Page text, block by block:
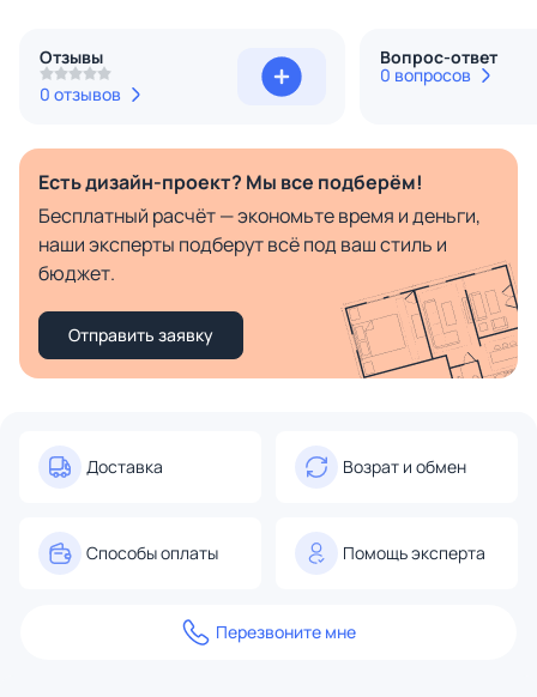
Отзывы
0 отзывов
Вопрос-ответ
0 вопросов
Есть дизайн-проект? Мы все подберём!
Бесплатный расчёт — экономьте время и деньги,
наши эксперты подберут всё под ваш стиль и
бюджет.
Отправить заявку
Доставка Возрат и обмен
Способы оплаты Помощь эксперта
Перезвоните мне